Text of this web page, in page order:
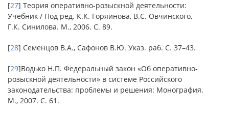
[27] Теория оперативно-розыскной деятельности:
Учебник / Под ред. К.К. Горяинова, В.С. Овчинского,
Г.К. Синилова. М., 2006. С. 89.
[28] Семенцов В.А., Сафонов В.Ю. Указ. раб. С. 37–43.
[29]Водько Н.П. Федеральный закон «Об оперативно-
розыскной деятельности» в системе Российского
законодательства: проблемы и решения: Монография.
М., 2007. С. 61.